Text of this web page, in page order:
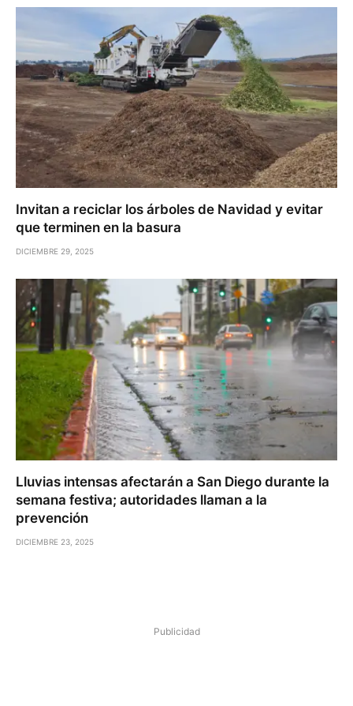
Invitan a reciclar los árboles de Navidad y evitar
que terminen en la basura
DICIEMBRE 29, 2025
Lluvias intensas afectarán a San Diego durante la
semana festiva; autoridades llaman a la
prevención
DICIEMBRE 23, 2025
Publicidad